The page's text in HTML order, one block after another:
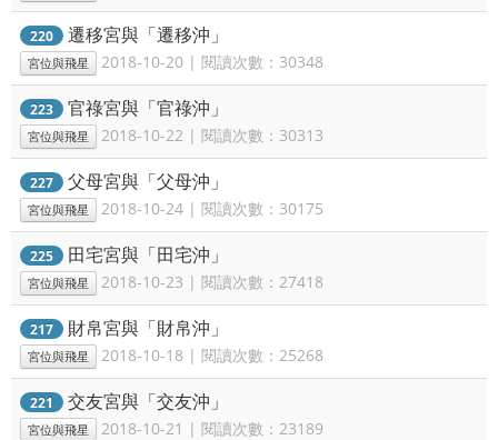
220 遷移宮與「遷移沖」
宮位與飛星 2018-10-20 | 閱讀次數：30348
223 官祿宮與「官祿沖」
宮位與飛星 2018-10-22 | 閱讀次數：30313
227 父母宮與「父母沖」
宮位與飛星 2018-10-24 | 閱讀次數：30175
225 田宅宮與「田宅沖」
宮位與飛星 2018-10-23 | 閱讀次數：27418
217 財帛宮與「財帛沖」
宮位與飛星 2018-10-18 | 閱讀次數：25268
221 交友宮與「交友沖」
宮位與飛星 2018-10-21 | 閱讀次數：23189